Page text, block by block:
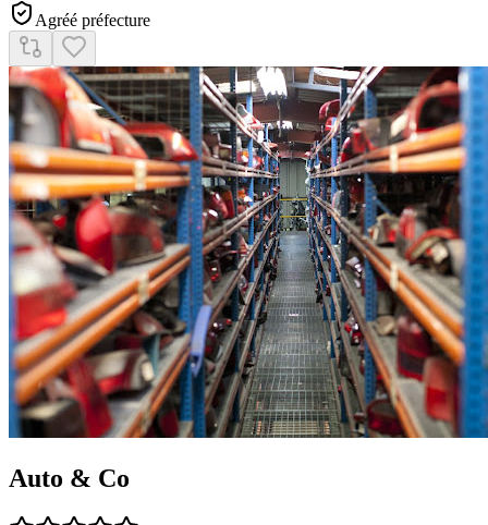
Agréé préfecture
Auto & Co